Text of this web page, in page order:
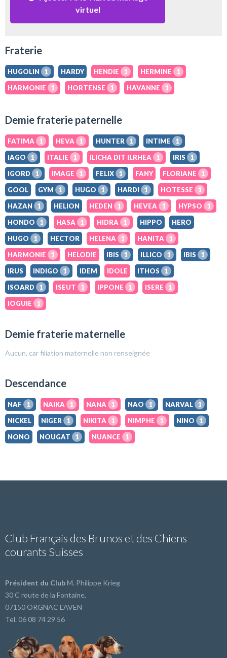
virtuel
Fraterie
HUGOLIN 1 HARDY HENDIE 1 HERMINE
1
HARMONIE
1 HORTENSE 1 HAVANNE 1
Demie fraterie paternelle
FATIMA 1 HEVA 1 HUNTER 1 INTIME
1
IAGO
1 ITALIE 1 ILICHA DIT ILRHEA 1 IRIS
1
IGORD
1 IMAGE 1 FELIX 1 FANY FLORIANE
1
GOOL
GYM 1 HUGO 1 HARDI 1 HOTESSE
1
HAZAN
1 HELION HEDEN 1 HEVEA 1 HYPSO
1
HONDO
1 HASA 1 HIDRA 1 HIPPO
HERO
HUGO
1 HECTOR HELENA 1 HANITA
1
HARMONIE
1 HELODIE IBIS 1 ILLICO 1 IBIS
1
IRUS
INDIGO 1 IDEM IDOLE ITHOS
1
ISOARD
1 ISEUT 1 IPPONE 1 ISERE
1
IOGUIE
1
Demie fraterie maternelle
Aucun, car filiation maternelle non renseignée
Descendance
NAF 1 NAIKA 1 NANA 1 NAO 1 NARVAL
1
NICKEL
NIGER 1 NIKITA 1 NIMPHE 1 NINO
1
NONO
NOUGAT 1 NUANCE 1
Club Français des Brunos et des Chiens
courants Suisses
Président du ClubM. Philippe Krieg
30 C route de la Fontaine,
07150 ORGNAC L'AVEN
Tel. 06 08 74 29 56